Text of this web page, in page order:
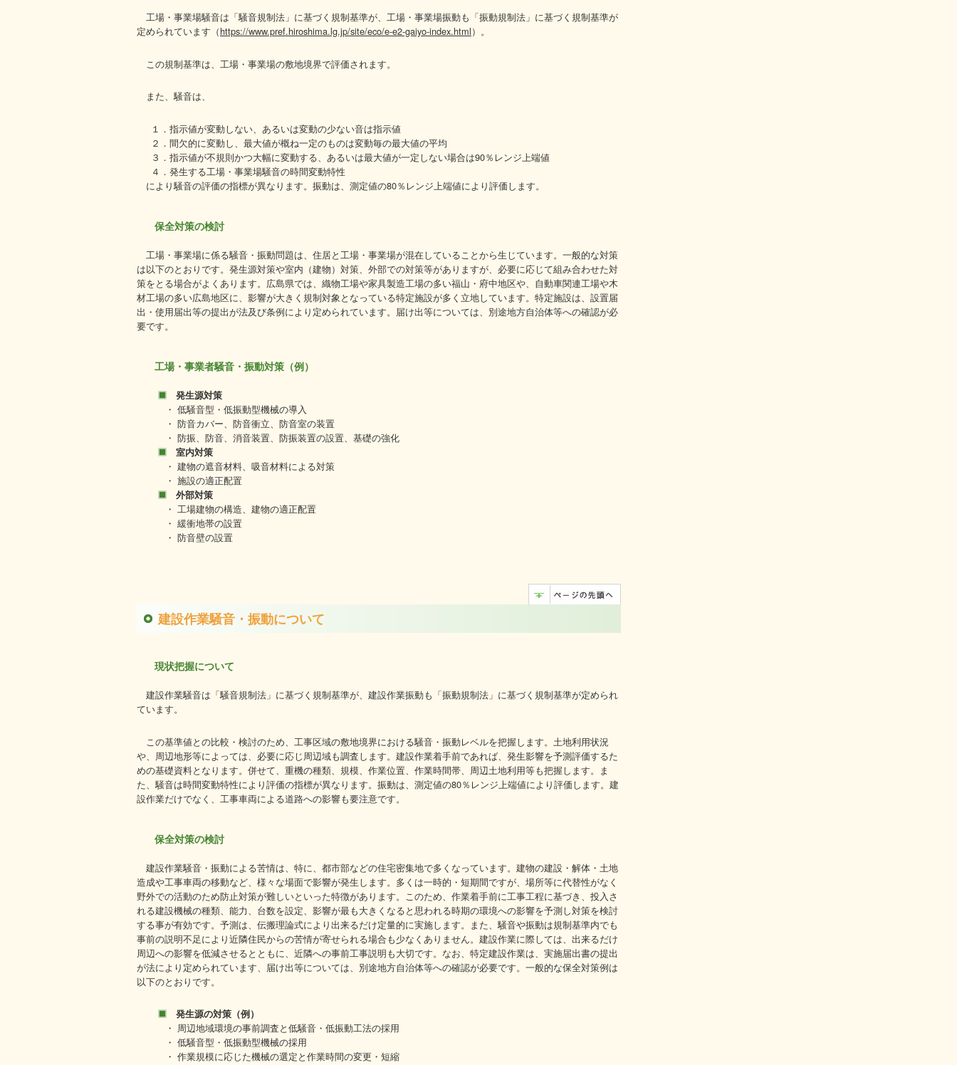
工場・事業場騒音は「騒音規制法」に基づく規制基準が、工場・事業場振動も「振動規制法」に基づく規制基準が
定められています（https://www.pref.hiroshima.lg.jp/site/eco/e-e2-gaiyo-index.html）。
この規制基準は、工場・事業場の敷地境界で評価されます。
また、騒音は、
１．指示値が変動しない、あるいは変動の少ない音は指示値
２．間欠的に変動し、最大値が概ね一定のものは変動毎の最大値の平均
３．指示値が不規則かつ大幅に変動する、あるいは最大値が一定しない場合は90％レンジ上端値
４．発生する工場・事業場騒音の時間変動特性
により騒音の評価の指標が異なります。振動は、測定値の80％レンジ上端値により評価します。
保全対策の検討
工場・事業場に係る騒音・振動問題は、住居と工場・事業場が混在していることから生じています。一般的な対策
は以下のとおりです。発生源対策や室内（建物）対策、外部での対策等がありますが、必要に応じて組み合わせた対
策をとる場合がよくあります。広島県では、織物工場や家具製造工場の多い福山・府中地区や、自動車関連工場や木
材工場の多い広島地区に、影響が大きく規制対象となっている特定施設が多く立地しています。特定施設は、設置届
出・使用届出等の提出が法及び条例により定められています。届け出等については、別途地方自治体等への確認が必
要です。
工場・事業者騒音・振動対策（例）
発生源対策
・ 低騒音型・低振動型機械の導入
・ 防音カバー、防音衝立、防音室の装置
・ 防振、防音、消音装置、防振装置の設置、基礎の強化
室内対策
・ 建物の遮音材料、吸音材料による対策
・ 施設の適正配置
外部対策
・ 工場建物の構造、建物の適正配置
・ 緩衝地帯の設置
・ 防音壁の設置
建設作業騒音・振動について
現状把握について
建設作業騒音は「騒音規制法」に基づく規制基準が、建設作業振動も「振動規制法」に基づく規制基準が定められ
ています。
この基準値との比較・検討のため、工事区域の敷地境界における騒音・振動レベルを把握します。土地利用状況
や、周辺地形等によっては、必要に応じ周辺域も調査します。建設作業着手前であれば、発生影響を予測評価するた
めの基礎資料となります。併せて、重機の種類、規模、作業位置、作業時間帯、周辺土地利用等も把握します。ま
た、騒音は時間変動特性により評価の指標が異なります。振動は、測定値の80％レンジ上端値により評価します。建
設作業だけでなく、工事車両による道路への影響も要注意です。
保全対策の検討
建設作業騒音・振動による苦情は、特に、都市部などの住宅密集地で多くなっています。建物の建設・解体・土地
造成や工事車両の移動など、様々な場面で影響が発生します。多くは一時的・短期間ですが、場所等に代替性がなく
野外での活動のため防止対策が難しいといった特徴があります。このため、作業着手前に工事工程に基づき、投入さ
れる建設機械の種類、能力、台数を設定、影響が最も大きくなると思われる時期の環境への影響を予測し対策を検討
する事が有効です。予測は、伝搬理論式により出来るだけ定量的に実施します。また、騒音や振動は規制基準内でも
事前の説明不足により近隣住民からの苦情が寄せられる場合も少なくありません。建設作業に際しては、出来るだけ
周辺への影響を低減させるとともに、近隣への事前工事説明も大切です。なお、特定建設作業は、実施届出書の提出
が法により定められています、届け出等については、別途地方自治体等への確認が必要です。一般的な保全対策例は
以下のとおりです。
発生源の対策（例）
・ 周辺地域環境の事前調査と低騒音・低振動工法の採用
・ 低騒音型・低振動型機械の採用
・ 作業規模に応じた機械の選定と作業時間の変更・短縮